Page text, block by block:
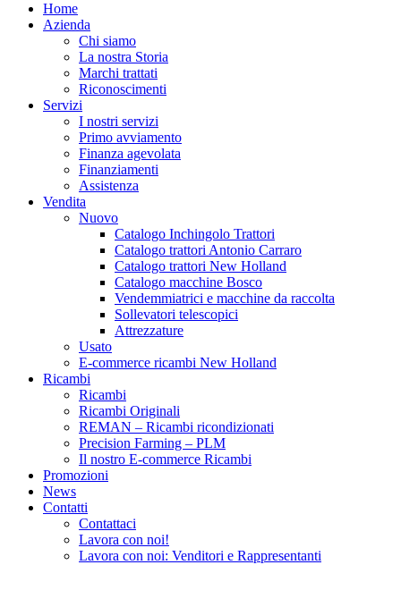
Home
Azienda
Chi siamo
La nostra Storia
Marchi trattati
Riconoscimenti
Servizi
I nostri servizi
Primo avviamento
Finanza agevolata
Finanziamenti
Assistenza
Vendita
Nuovo
Catalogo Inchingolo Trattori
Catalogo trattori Antonio Carraro
Catalogo trattori New Holland
Catalogo macchine Bosco
Vendemmiatrici e macchine da raccolta
Sollevatori telescopici
Attrezzature
Usato
E-commerce ricambi New Holland
Ricambi
Ricambi
Ricambi Originali
REMAN – Ricambi ricondizionati
Precision Farming – PLM
Il nostro E-commerce Ricambi
Promozioni
News
Contatti
Contattaci
Lavora con noi!
Lavora con noi: Venditori e Rappresentanti